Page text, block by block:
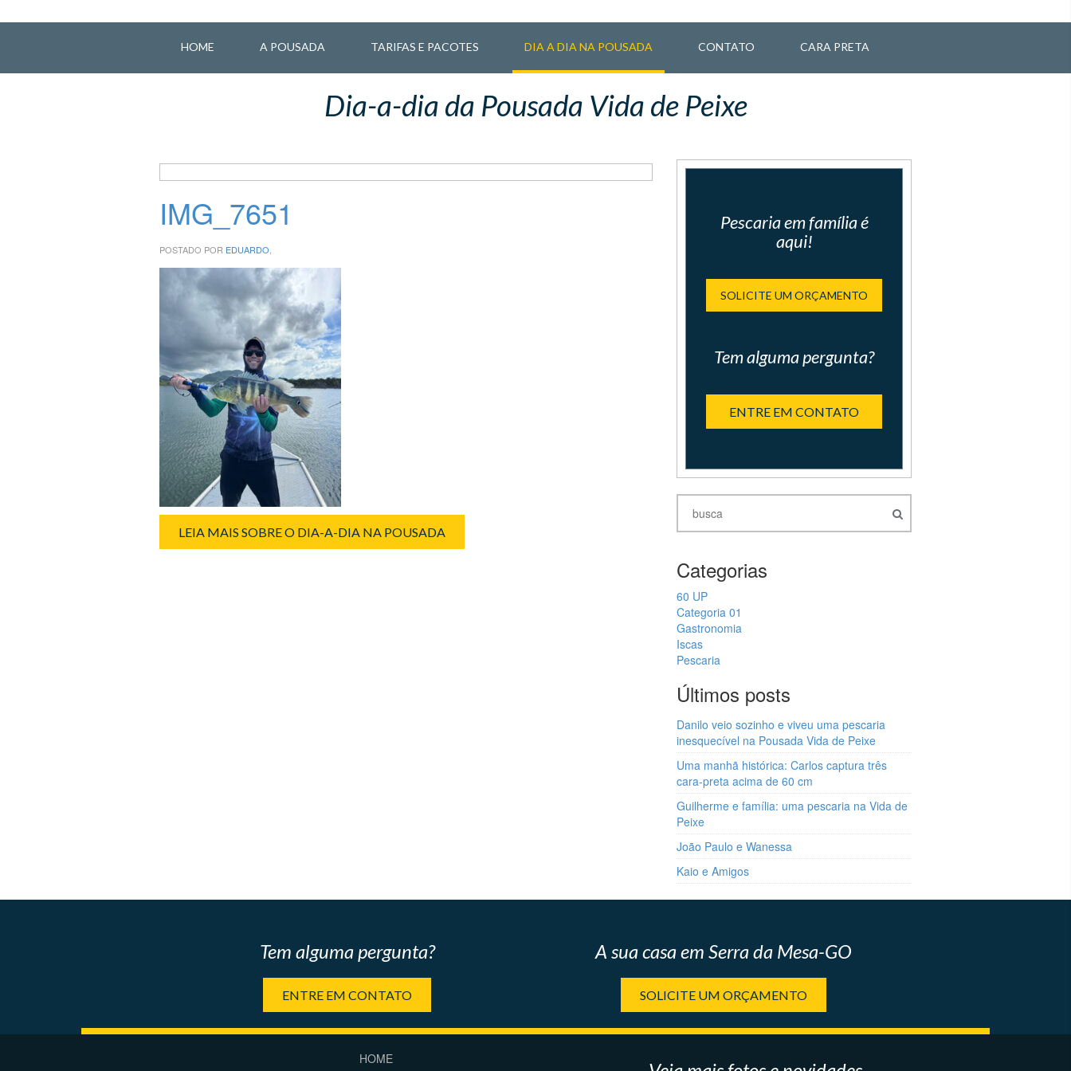
HOME A POUSADA TARIFAS E PACOTES DIA A DIA NA POUSADA CONTATO CARA PRETA
Dia-a-dia da Pousada Vida de Peixe
IMG_7651
POSTADO POR EDUARDO,
LEIA MAIS SOBRE O DIA-A-DIA NA POUSADA
Pescaria em família é
aqui!
SOLICITE UM ORÇAMENTO
Tem alguma pergunta?
ENTRE EM CONTATO
Categorias
60 UP
Categoria 01
Gastronomia
Iscas
Pescaria
Últimos posts
Danilo veio sozinho e viveu uma pescaria
inesquecível na Pousada Vida de Peixe
Uma manhã histórica: Carlos captura três
cara-preta acima de 60 cm
Guilherme e família: uma pescaria na Vida de
Peixe
João Paulo e Wanessa
Kaio e Amigos
Tem alguma pergunta?
ENTRE EM CONTATO
A sua casa em Serra da Mesa-GO
SOLICITE UM ORÇAMENTO
HOME